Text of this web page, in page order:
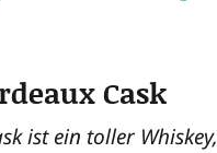
Cask
ist ein tol­ler Whis­key,